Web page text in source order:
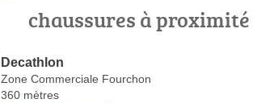
chaussures à proximité
Decathlon
Zone Commerciale Fourchon
360 mètres